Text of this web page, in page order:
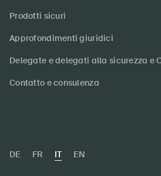
Prodotti sicuri
Approfondimenti giuridici
Delegate e delegati alla sicurezza e
Contatto e consulenza
DE FR IT EN